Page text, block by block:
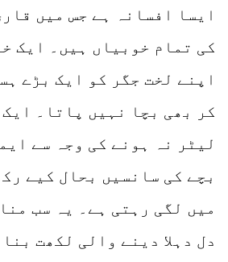
ایسا افسانہ ہے جس میں
کی تمام خوبیاں ہیں۔ ایک
اپنے لخت جگر کو ایک بڑے
کر بھی بچا نہیں پاتا۔
لیٹر نہ ہونے کی وجہ سے
بچے کی سانسیں بحال کیے
میں لگی رہتی ہے۔ یہ سب
دل دہلا دینے والی لکھت